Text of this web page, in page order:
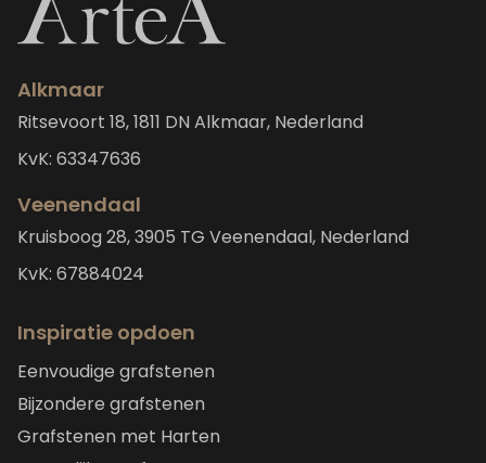
Alkmaar
Ritsevoort 18, 1811 DN Alkmaar, Nederland
KvK: 63347636
Veenendaal
Kruisboog 28, 3905 TG Veenendaal, Nederland
KvK: 67884024
Inspiratie opdoen
Eenvoudige grafstenen
Bijzondere grafstenen
Grafstenen met Harten